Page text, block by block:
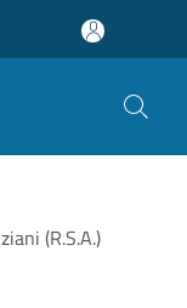
(R.S.A.)